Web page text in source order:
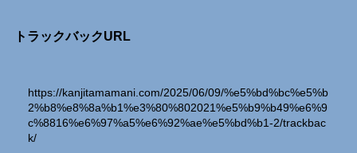
トラックバックURL
https://kanjitamamani.com/2025/06/09/%e5%bd%bc%e5%b
2%b8%e8%8a%b1%e3%80%802021%e5%b9%b49%e6%9
c%8816%e6%97%a5%e6%92%ae%e5%bd%b1-2/trackbac
k/